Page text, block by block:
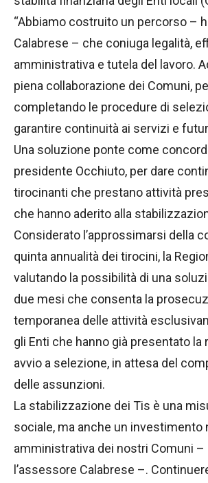
“Abbiamo costruito un percorso –
Calabrese – che coniuga legalità,
amministrativa e tutela del lavoro.
piena collaborazione dei Comuni,
completando le procedure di
garantire continuità ai servizi e
Una soluzione ponte come
presidente Occhiuto, per dare
tirocinanti che prestano attività
che hanno aderito alla
Considerato l’approssimarsi della
quinta annualità dei tirocini, la
valutando la possibilità di una
due mesi che consenta la
temporanea delle attività
gli Enti che hanno già presentato la
avvio a selezione, in attesa del
delle assunzioni.
La stabilizzazione dei Tis è una
sociale, ma anche un investimento
amministrativa dei nostri Comuni
l’assessore Calabrese –.